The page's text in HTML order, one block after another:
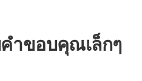
ำขอบคุณเล็กๆ